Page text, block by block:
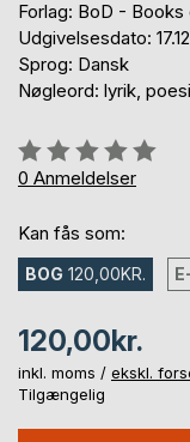
Forlag: BoD - Books
Udgivelsesdato:
Sprog: Dansk
Nøgleord: lyrik,
Anmeldelse::
0%
0 Anmeldelser
Kan fås som:
BOG 120,00KR.
120,00kr.
inkl. moms / ekskl.
Tilgængelig